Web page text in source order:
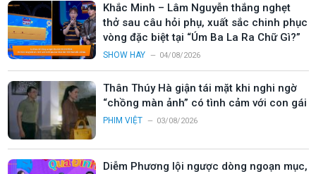
Khắc Minh – Lâm Nguyễn thắng nghẹt
thở sau câu hỏi phụ, xuất sắc chinh phục
vòng đặc biệt tại “Úm Ba La Ra Chữ Gì?”
SHOW HAY 04/08/2026
Thân Thúy Hà giận tái mặt khi nghi ngờ
“chồng màn ảnh” có tình cảm với con gái
PHIM VIỆT 03/08/2026
Diễm Phương lội ngược dòng ngoạn mục,